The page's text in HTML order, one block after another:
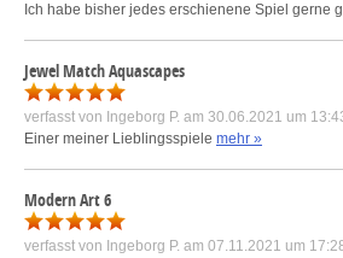
Ich habe bisher jedes erschienene Spiel gerne
Jewel Match Aquascapes
verfasst von Ingeborg P. am 30.06.2021 um
Einer meiner Lieblingsspiele mehr »
Modern Art 6
verfasst von Ingeborg P. am 07.11.2021 um